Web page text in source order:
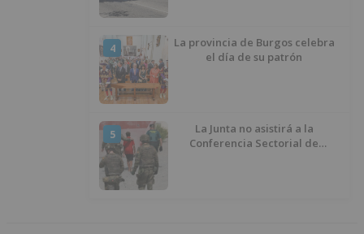
4
La provincia de Burgos celebra
el día de su patrón
5
La Junta no asistirá a la
Conferencia Sectorial de